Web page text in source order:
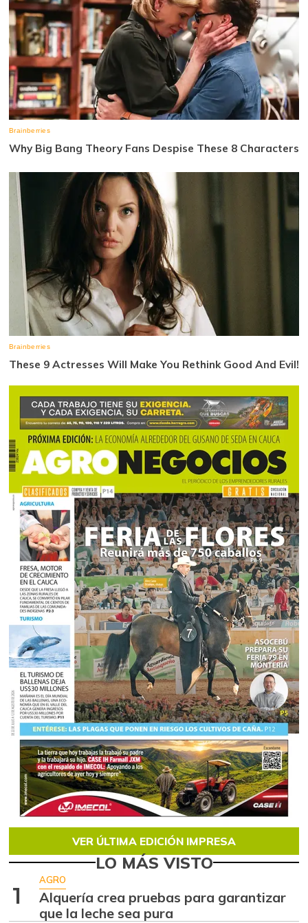
VER ÚLTIMA EDICIÓN IMPRESA
LO MÁS VISTO
1
AGRO
Alquería crea pruebas para garantizar
que la leche sea pura